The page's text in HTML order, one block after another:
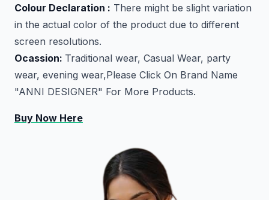
Colour Declaration : There might be slight variation
in the actual color of the product due to different
screen resolutions.
Ocassion: Traditional wear, Casual Wear, party
wear, evening wear,Please Click On Brand Name
"ANNI DESIGNER" For More Products.
Buy Now Here